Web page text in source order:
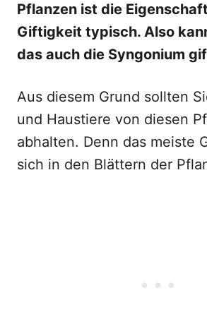
Pflanzen ist die
Giftigkeit typisch. Also
das auch die Syngonium
Aus diesem Grund sollten
und Haustiere von diesen
abhalten. Denn das meiste
sich in den Blättern der